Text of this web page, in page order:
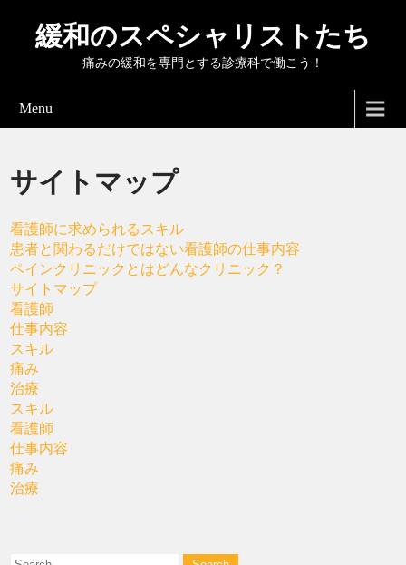
緩和のスペシャリストたち
痛みの緩和を専門とする診療科で働こう！
Menu
サイトマップ
看護師に求められるスキル
患者と関わるだけではない看護師の仕事内容
ペインクリニックとはどんなクリニック？
サイトマップ
看護師
仕事内容
スキル
痛み
治療
スキル
看護師
仕事内容
痛み
治療